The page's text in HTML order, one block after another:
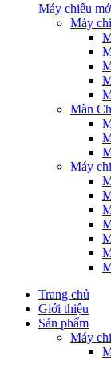
Máy chiếu
Máy
Màn
Máy
Trang chủ
Giới thiệu
Sản phẩm
Máy